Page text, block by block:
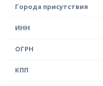
Города присутствия
ИНН
ОГРН
КПП